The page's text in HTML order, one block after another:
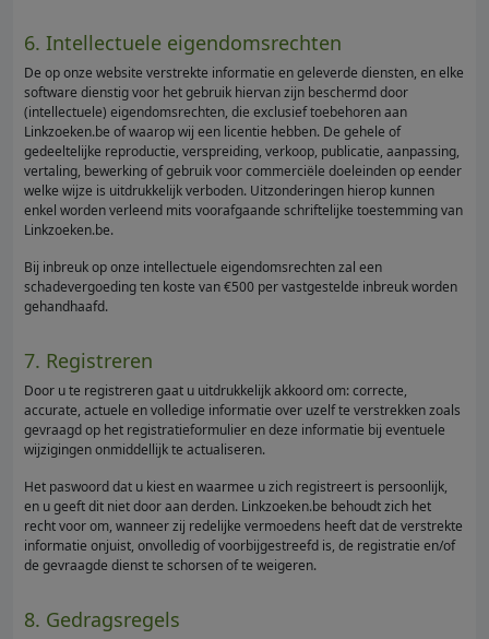
6. Intellectuele eigendomsrechten
De op onze website verstrekte informatie en geleverde diensten, en elke
software dienstig voor het gebruik hiervan zijn beschermd door
(intellectuele) eigendomsrechten, die exclusief toebehoren aan
Linkzoeken.be of waarop wij een licentie hebben. De gehele of
gedeeltelijke reproductie, verspreiding, verkoop, publicatie, aanpassing,
vertaling, bewerking of gebruik voor commerciële doeleinden op eender
welke wijze is uitdrukkelijk verboden. Uitzonderingen hierop kunnen
enkel worden verleend mits voorafgaande schriftelijke toestemming van
Linkzoeken.be.
Bij inbreuk op onze intellectuele eigendomsrechten zal een
schadevergoeding ten koste van €500 per vastgestelde inbreuk worden
gehandhaafd.
7. Registreren
Door u te registreren gaat u uitdrukkelijk akkoord om: correcte,
accurate, actuele en volledige informatie over uzelf te verstrekken zoals
gevraagd op het registratieformulier en deze informatie bij eventuele
wijzigingen onmiddellijk te actualiseren.
Het paswoord dat u kiest en waarmee u zich registreert is persoonlijk,
en u geeft dit niet door aan derden. Linkzoeken.be behoudt zich het
recht voor om, wanneer zij redelijke vermoedens heeft dat de verstrekte
informatie onjuist, onvolledig of voorbijgestreefd is, de registratie en/of
de gevraagde dienst te schorsen of te weigeren.
8. Gedragsregels